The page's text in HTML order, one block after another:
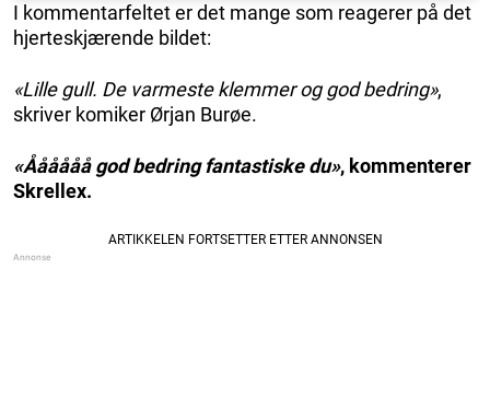
I kommentarfeltet er det mange som reagerer på det
hjerteskjærende bildet:
«Lille gull. De varmeste klemmer og god bedring»,
skriver komiker Ørjan Burøe.
«Åååååå god bedring fantastiske du», kommenterer
Skrellex.